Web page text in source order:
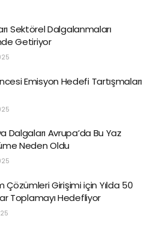
Sektörel Dalgalanmaları
Getiriyor
Emisyon Hedefi Tartışmaları
Dalgaları Avrupa’da Bu Yaz
Neden Oldu
Çözümleri Girişimi için Yılda 50
Toplamayı Hedefliyor